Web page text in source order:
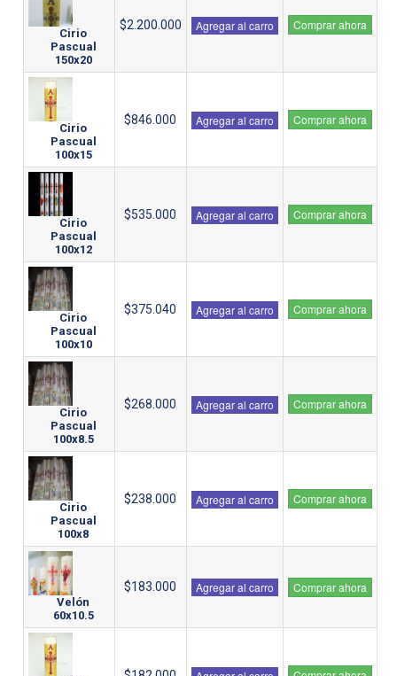
Cirio
Pascual
150x20
$2.200.000 Agregar al carro Comprar ahora
Cirio
Pascual
100x15
$846.000 Agregar al carro Comprar ahora
Cirio
Pascual
100x12
$535.000 Agregar al carro Comprar ahora
Cirio
Pascual
100x10
$375.040 Agregar al carro Comprar ahora
Cirio
Pascual
100x8.5
$268.000 Agregar al carro Comprar ahora
Cirio
Pascual
100x8
$238.000 Agregar al carro Comprar ahora
Velón
60x10.5
$183.000 Agregar al carro Comprar ahora